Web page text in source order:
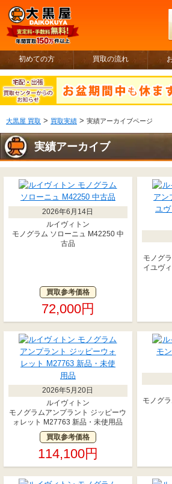
初めての方 買取の流れ
大黒屋 買取 > 買取実績 > 実績アーカイブページ
実績アーカイブ
2026年6月14日
ルイヴィトン
モノグラム ソローニュ M42250 中
古品
買取参考価格
72,000円
モノグ
イユヴ
2026年5月20日
ルイヴィトン
モノグラムアンプラント ジッピーウ
ォレット M27763 新品・未使用品
買取参考価格
114,100円
モノグ